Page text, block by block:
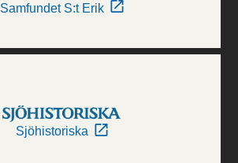
Samfundet S:t Erik
Sjöhistoriska